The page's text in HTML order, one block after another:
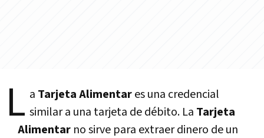
L a Tarjeta Alimentares una credencial
similar a una tarjeta de débito. La Tarjeta
Alimentar no sirve para extraer dinero de un